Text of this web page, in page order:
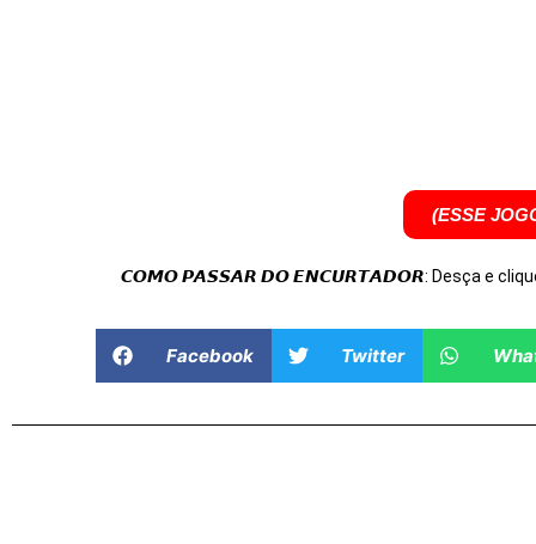
(ESSE
𝘾𝙊𝙈𝙊 𝙋𝘼𝙎𝙎𝘼𝙍 𝘿𝙊 𝙀𝙉𝘾𝙐𝙍𝙏𝘼𝘿𝙊𝙍: Desça e clique
Facebook Twitter